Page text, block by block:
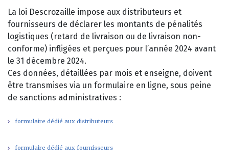
La loi Descrozaille impose aux distributeurs et
fournisseurs de déclarer les montants de pénalités
logistiques (retard de livraison ou de livraison non-
conforme) infligées et perçues pour l’année 2024 avant
le 31 décembre 2024.
Ces données, détaillées par mois et enseigne, doivent
être transmises via un formulaire en ligne, sous peine
de sanctions administratives :
formulaire dédié aux distributeurs
formulaire dédié aux fournisseurs